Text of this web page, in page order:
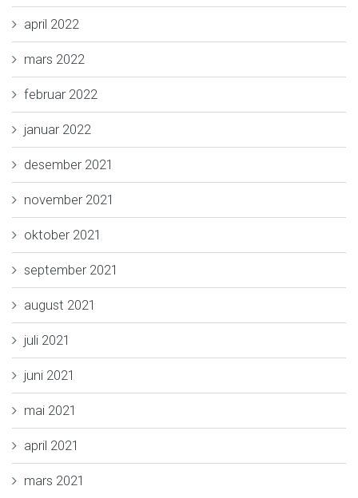
april 2022
mars 2022
februar 2022
januar 2022
desember 2021
november 2021
oktober 2021
september 2021
august 2021
juli 2021
juni 2021
mai 2021
april 2021
mars 2021